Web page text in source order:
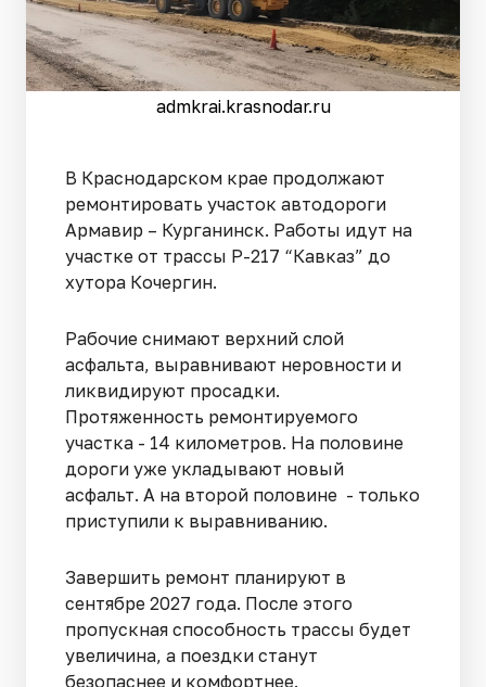
admkrai.krasnodar.ru
В Краснодарском крае продолжают
ремонтировать участок автодороги
Армавир – Курганинск. Работы идут на
участке от трассы Р-217 “Кавказ” до
хутора Кочергин.
Рабочие снимают верхний слой
асфальта, выравнивают неровности и
ликвидируют просадки.
Протяженность ремонтируемого
участка - 14 километров. На половине
дороги уже укладывают новый
асфальт. А на второй половине - только
приступили к выравниванию.
Завершить ремонт планируют в
сентябре 2027 года. После этого
пропускная способность трассы будет
увеличина, а поездки станут
безопаснее и комфортнее.